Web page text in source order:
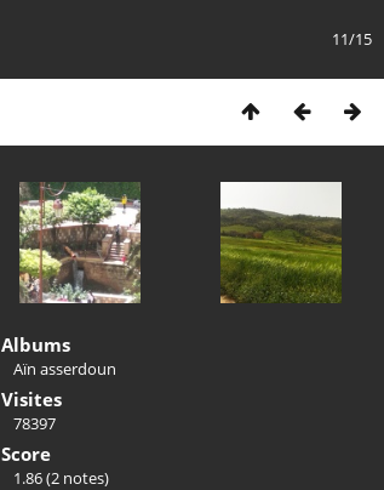
11/15
Albums
Aïn asserdoun
Visites
78397
Score
1.86(2 notes)